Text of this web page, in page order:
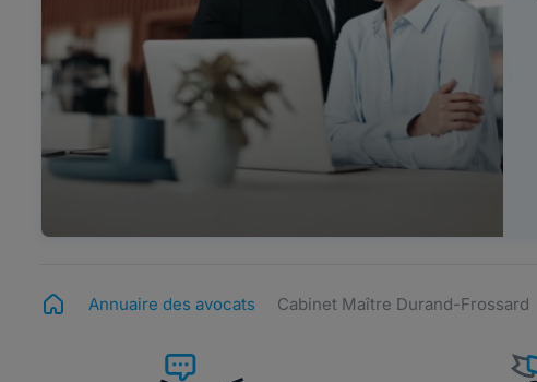
Annuaire des avocats Cabinet Maître Durand-Frossard